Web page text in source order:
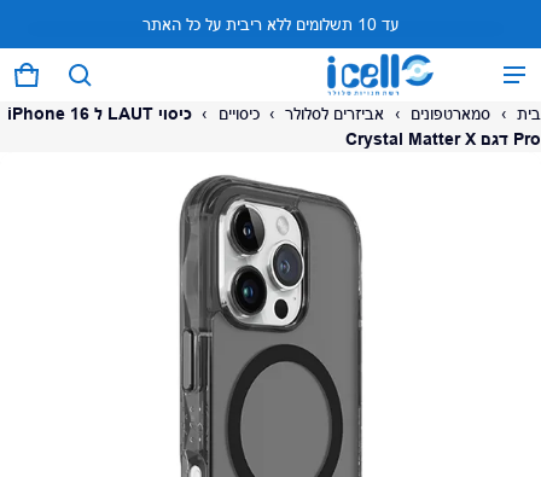
עד 10 תשלומים ללא ריבית על כל האתר
0 פריטים
המוצר נוסף לעגלה
לתשלום
בית › סמארטפונים › אביזרים לסלולר › כיסויים ›
כיסוי LAUT ל iPhone 16
Pro דגם Crystal Matter X
על המוצר